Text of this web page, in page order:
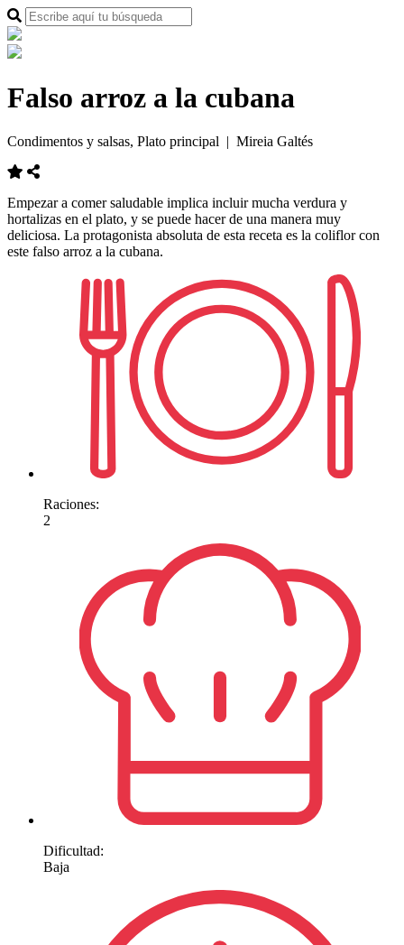
Falso arroz a la cubana
Condimentos y salsas, Plato principal | Mireia Galtés
Empezar a comer saludable implica incluir mucha verdura y
hortalizas en el plato, y se puede hacer de una manera muy
deliciosa. La protagonista absoluta de esta receta es la coliflor con
este falso arroz a la cubana.
Raciones:
2
Dificultad:
Baja